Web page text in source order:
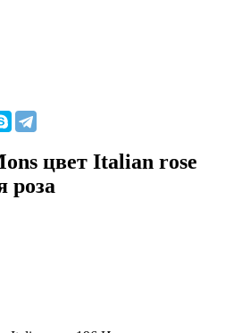
цвет Italian rose
роза